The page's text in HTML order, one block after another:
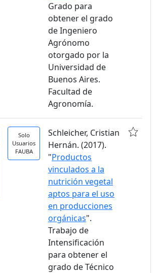
Grado para
obtener el grado
de Ingeniero
Agrónomo
otorgado por la
Universidad de
Buenos Aires.
Facultad de
Agronomía.
Solo
Usuarios
FAUBA
Schleicher, Cristian
Hernán. (2017).
"Productos
vinculados a la
nutrición vegetal
aptos para el uso
en producciones
orgánicas".
Trabajo de
Intensificación
para obtener el
grado de Técnico